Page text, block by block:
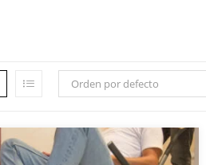
Orden por defecto